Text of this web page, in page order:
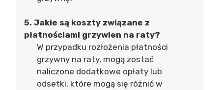
5. Jakie są koszty związane z
płatnościami grzywien na raty?
W przypadku rozłożenia płatności
grzywny na raty, mogą zostać
naliczone dodatkowe opłaty lub
odsetki, które mogą się różnić w